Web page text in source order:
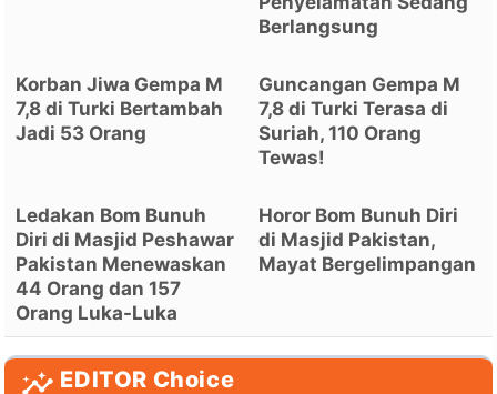
Berlangsung
Korban Jiwa Gempa M
7,8 di Turki Bertambah
Jadi 53 Orang
Guncangan Gempa M
7,8 di Turki Terasa di
Suriah, 110 Orang
Tewas!
Ledakan Bom Bunuh
Diri di Masjid Peshawar
Pakistan Menewaskan
44 Orang dan 157
Orang Luka-Luka
Horor Bom Bunuh Diri
di Masjid Pakistan,
Mayat Bergelimpangan
EDITOR Choice